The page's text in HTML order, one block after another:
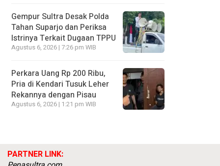
Gempur Sultra Desak Polda
Tahan Suparjo dan Periksa
Istrinya Terkait Dugaan TPPU
Agustus 6, 2026 | 7:26 pm WIB
Perkara Uang Rp 200 Ribu,
Pria di Kendari Tusuk Leher
Rekannya dengan Pisau
Agustus 6, 2026 | 1:21 pm WIB
PARTNER LINK: